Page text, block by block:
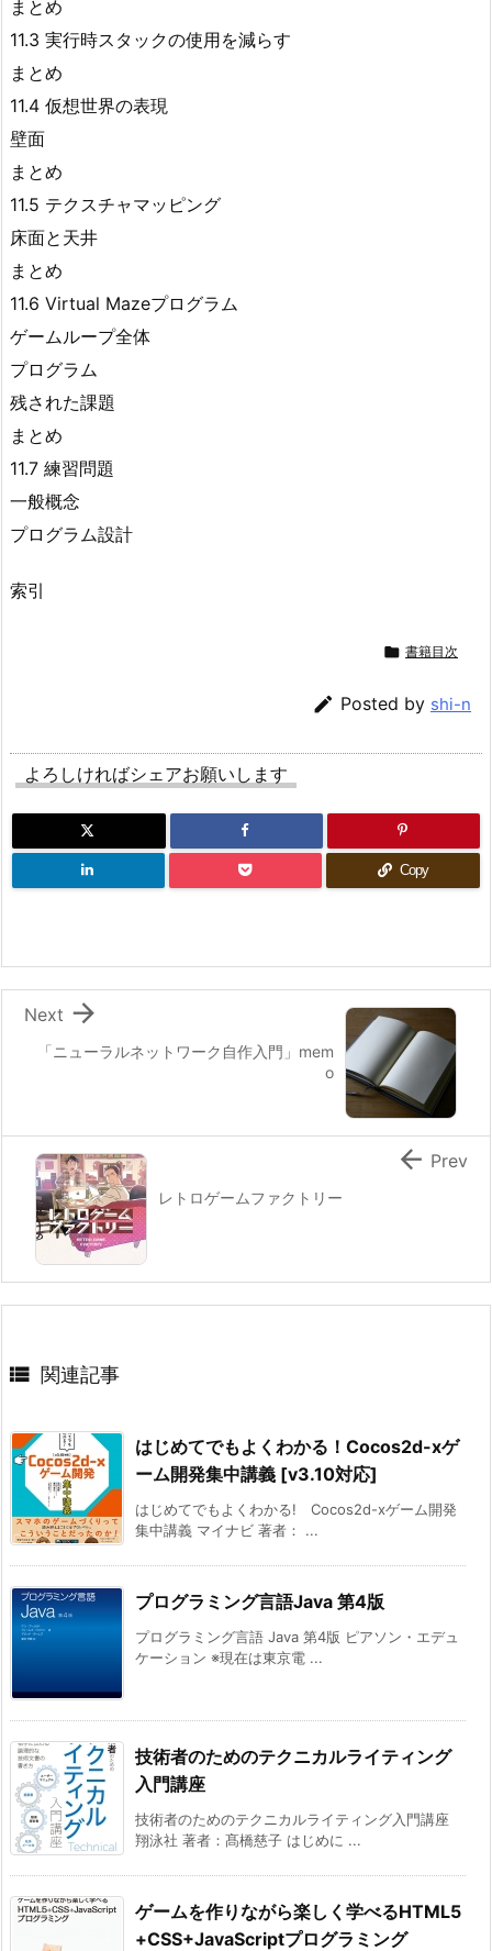
まとめ
11.3 実行時スタックの使用を減らす
まとめ
11.4 仮想世界の表現
壁面
まとめ
11.5 テクスチャマッピング
床面と天井
まとめ
11.6 Virtual Mazeプログラム
ゲームループ全体
プログラム
残された課題
まとめ
11.7 練習問題
一般概念
プログラム設計
索引
 書籍目次
 Posted by shi-n
よろしければシェアお願いします
Copy
「ニューラルネットワーク自作入門」mem
o

Next
レトロゲームファクトリー
 Prev
 関連記事
はじめてでもよくわかる！Cocos2d-xゲ
ーム開発集中講義 [v3.10対応]
はじめてでもよくわかる! Cocos2d-xゲーム開発
集中講義 マイナビ 著者： ...
プログラミング言語Java 第4版
プログラミング言語 Java 第4版 ピアソン・エデュ
ケーション ※現在は東京電 ...
技術者のためのテクニカルライティング
入門講座
技術者のためのテクニカルライティング入門講座
翔泳社 著者：髙橋慈子 はじめに ...
ゲームを作りながら楽しく学べるHTML5
+CSS+JavaScriptプログラミング